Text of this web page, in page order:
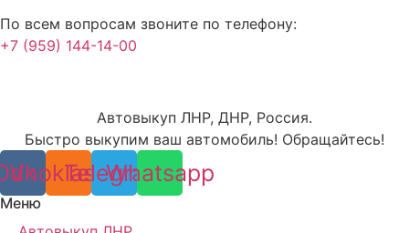
По всем вопросам звоните по телефону:
+7 (959) 144-14-00
Автовыкуп ЛНР, ДНР, Россия.
Быстро выкупим ваш автомобиль! Обращайтесь!
Vk Telegram
Whatsapp
Меню